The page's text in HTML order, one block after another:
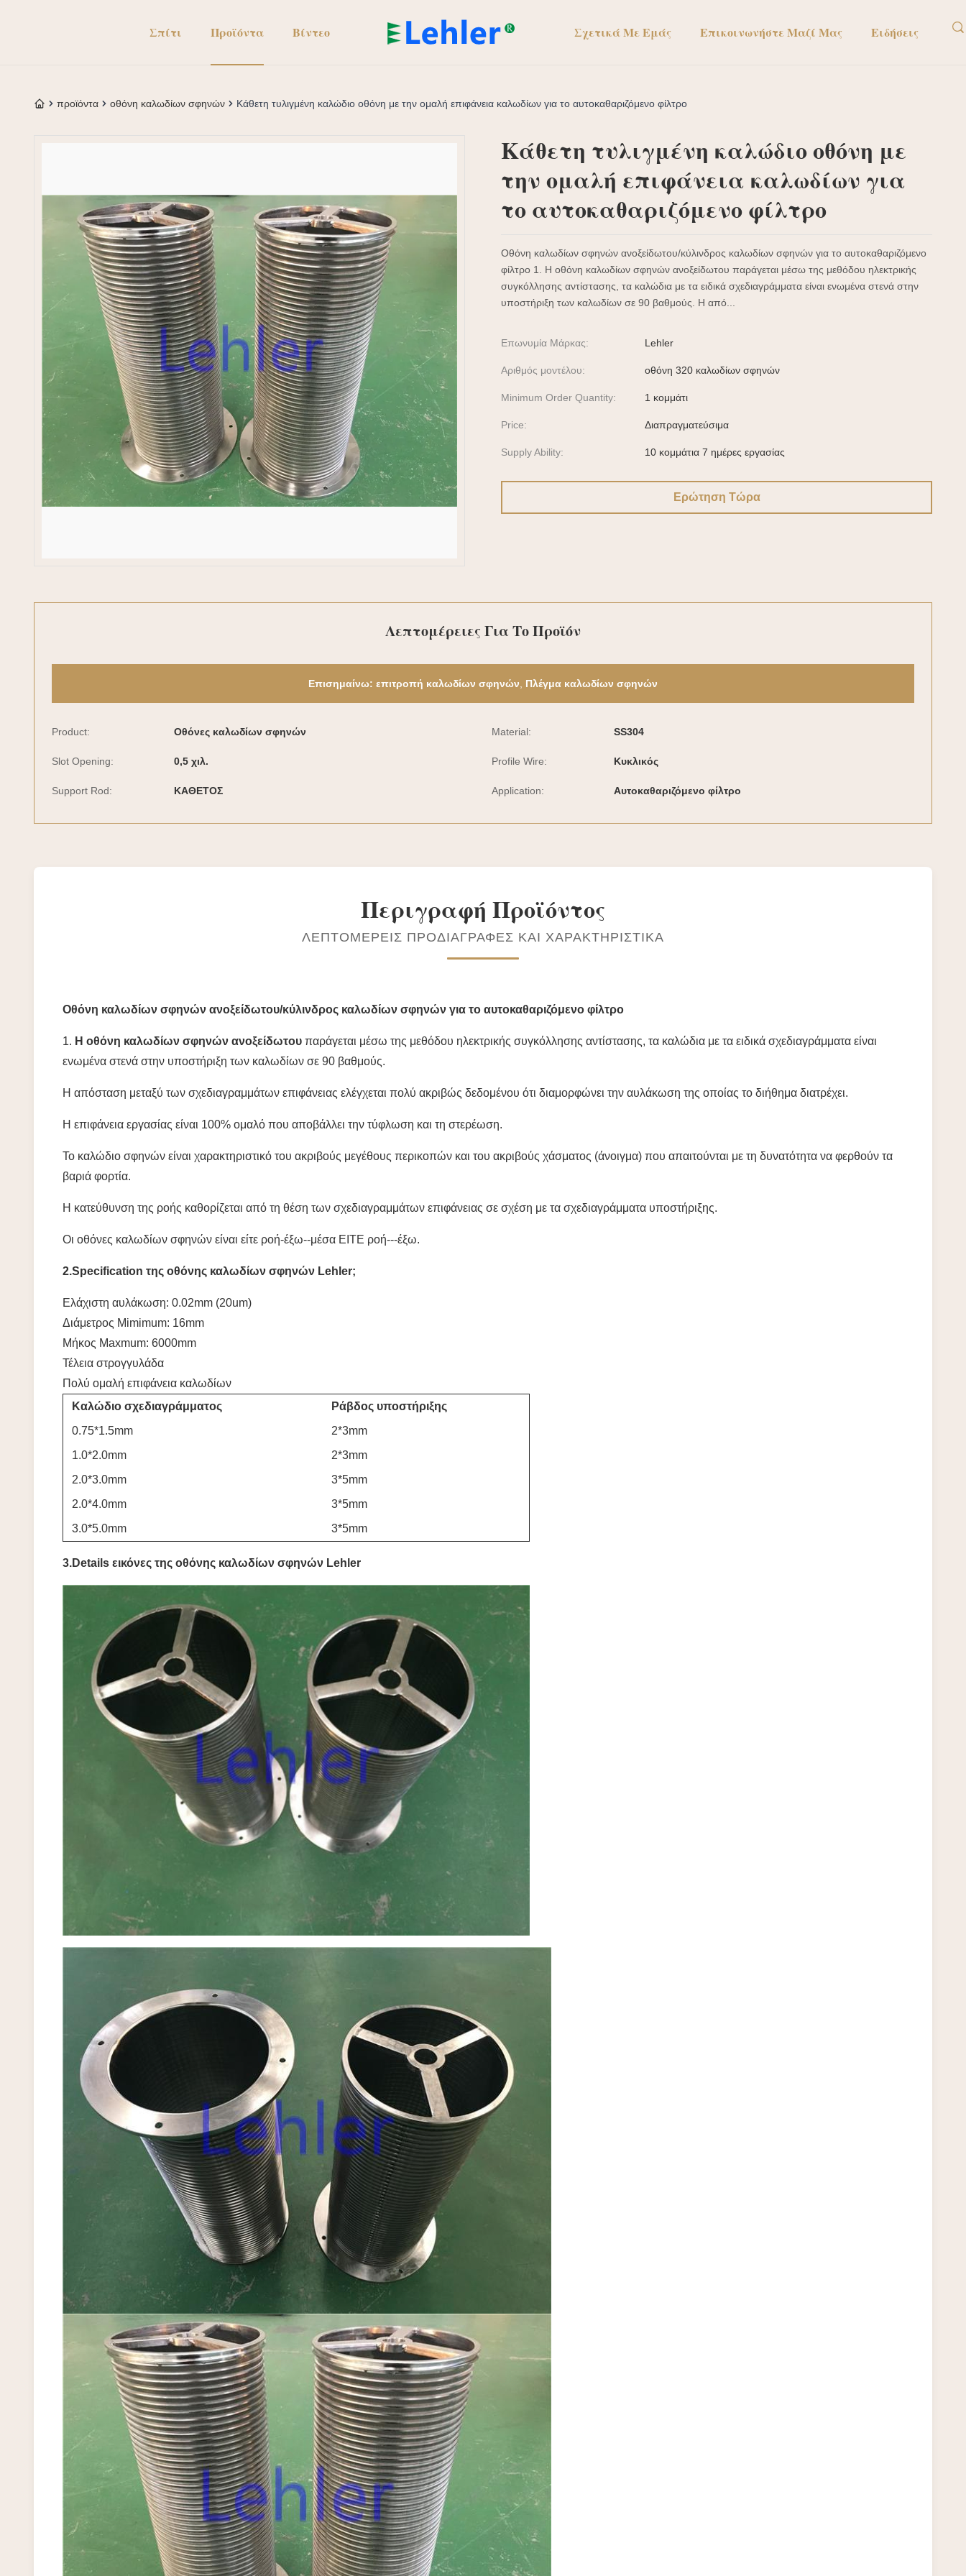
Σπίτι Προϊόντα Βίντεο Σχετικά Με Εμάς Επικοινωνήστε Μαζί Μας Ειδήσεις
προϊόντα οθόνη καλωδίων σφηνών Κάθετη τυλιγμένη καλώδιο οθόνη με την ομαλή επιφάνεια καλωδίων για το αυτοκαθαριζόμενο φίλτρο
Κάθετη τυλιγμένη καλώδιο οθόνη με
την ομαλή επιφάνεια καλωδίων για
το αυτοκαθαριζόμενο φίλτρο
Οθόνη καλωδίων σφηνών ανοξείδωτου/κύλινδρος καλωδίων σφηνών για το αυτοκαθαριζόμενο
φίλτρο 1. Η οθόνη καλωδίων σφηνών ανοξείδωτου παράγεται μέσω της μεθόδου ηλεκτρικής
συγκόλλησης αντίστασης, τα καλώδια με τα ειδικά σχεδιαγράμματα είναι ενωμένα στενά στην
υποστήριξη των καλωδίων σε 90 βαθμούς. Η από...
Επωνυμία Μάρκας: Lehler
Αριθμός μοντέλου: οθόνη 320 καλωδίων σφηνών
Minimum Order Quantity: 1 κομμάτι
Price: Διαπραγματεύσιμα
Supply Ability: 10 κομμάτια 7 ημέρες εργασίας
Ερώτηση Τώρα
Λεπτομέρειες Για Το Προϊόν
Επισημαίνω: επιτροπή καλωδίων σφηνών Πλέγμα καλωδίων σφηνών
Product: Οθόνες καλωδίων σφηνών Material: SS304
Slot Opening: 0,5 χιλ. Profile Wire: Κυκλικός
Support Rod: ΚΑΘΕΤΟΣ Application: Αυτοκαθαριζόμενο φίλτρο
Περιγραφή Προϊόντος
ΛΕΠΤΟΜΕΡΕΊΣ ΠΡΟΔΙΑΓΡΑΦΈΣ ΚΑΙ ΧΑΡΑΚΤΗΡΙΣΤΙΚΆ
Οθόνη καλωδίων σφηνών ανοξείδωτου/κύλινδρος καλωδίων σφηνών για το αυτοκαθαριζόμενο φίλτρο
1. Η οθόνη καλωδίων σφηνών ανοξείδωτου παράγεται μέσω της μεθόδου ηλεκτρικής συγκόλλησης αντίστασης, τα καλώδια με τα ειδικά σχεδιαγράμματα είναι
ενωμένα στενά στην υποστήριξη των καλωδίων σε 90 βαθμούς.
Η απόσταση μεταξύ των σχεδιαγραμμάτων επιφάνειας ελέγχεται πολύ ακριβώς δεδομένου ότι διαμορφώνει την αυλάκωση της οποίας το διήθημα διατρέχει.
Η επιφάνεια εργασίας είναι 100% ομαλό που αποβάλλει την τύφλωση και τη στερέωση.
Το καλώδιο σφηνών είναι χαρακτηριστικό του ακριβούς μεγέθους περικοπών και του ακριβούς χάσματος (άνοιγμα) που απαιτούνται με τη δυνατότητα να φερθούν τα
βαριά φορτία.
Η κατεύθυνση της ροής καθορίζεται από τη θέση των σχεδιαγραμμάτων επιφάνειας σε σχέση με τα σχεδιαγράμματα υποστήριξης.
Οι οθόνες καλωδίων σφηνών είναι είτε ροή-έξω--μέσα ΕΙΤΕ ροή---έξω.
2.Specification της οθόνης καλωδίων σφηνών Lehler;
Ελάχιστη αυλάκωση: 0.02mm (20um)
Διάμετρος Mimimum: 16mm
Μήκος Maxmum: 6000mm
Τέλεια στρογγυλάδα
Πολύ ομαλή επιφάνεια καλωδίων
Καλώδιο σχεδιαγράμματος
Ράβδος υποστήριξης
0.75*1.5mm
2*3mm
1.0*2.0mm
2*3mm
2.0*3.0mm
3*5mm
2.0*4.0mm
3*5mm
3.0*5.0mm
3*5mm
3.Details εικόνες της οθόνης καλωδίων σφηνών Lehler